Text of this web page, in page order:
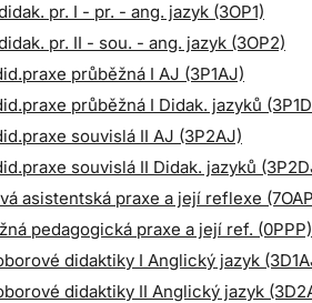
pr. I - pr. - ang. jazyk (3OP1)
pr. II - sou. - ang. jazyk (3OP2)
průběžná I AJ (3P1AJ)
průběžná I Didak. jazyků
souvislá II AJ (3P2AJ)
souvislá II Didak. jazyků
asistentská praxe a její reflexe
pedagogická praxe a její ref. (0PPP)
didaktiky I Anglický jazyk
didaktiky II Anglický jazyk